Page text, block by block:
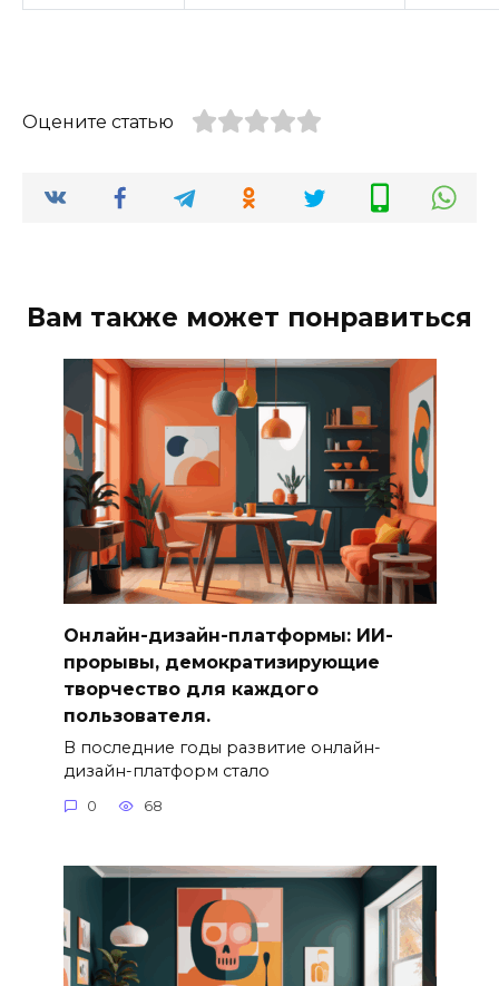
Оцените статью
Вам также может понравиться
Онлайн-дизайн-платформы: ИИ-
прорывы, демократизирующие
творчество для каждого
пользователя.
В последние годы развитие онлайн-
дизайн-платформ стало
0 68